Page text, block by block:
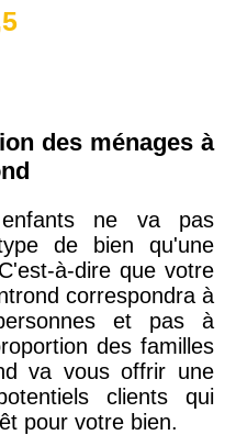
des ménages à
ne va pas
de bien qu'une
à-dire que votre
correspondra à
et pas à
des familles
va vous offrir une
clients qui
pour votre bien.